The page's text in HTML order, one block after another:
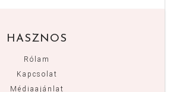
HASZNOS
Rólam
Kapcsolat
Médiaajánlat